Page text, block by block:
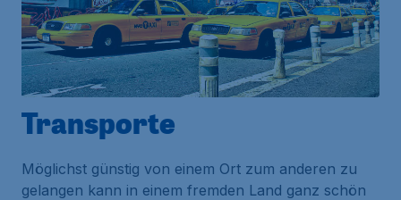
Transporte
Möglichst günstig von einem Ort zum anderen zu
gelangen kann in einem fremden Land ganz schön